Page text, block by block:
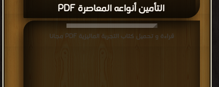
التأمين أنواعه المعاصرة PDF
قراءة و تحميل كتاب التجربة الماليزية PDF مجانا